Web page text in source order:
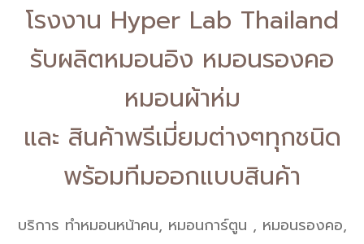
โรงงาน Hyper Lab Thailand
รับผลิตหมอนอิง หมอนรองคอ
หมอนผ้าห่ม
และ สินค้าพรีเมี่ยมต่างๆทุกชนิด
พร้อมทีมออกแบบสินค้า
บริการ ทำหมอนหน้าคน, หมอนการ์ตูน , หมอนรองคอ,